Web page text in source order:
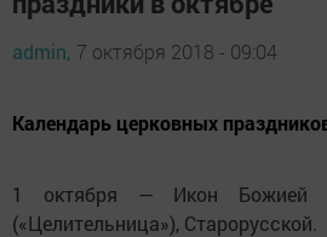
admin, 7 октября 2018 - 09:04
Календарь церковных
1 октября — Икон Божией
(«Целительница»), Старорусской.